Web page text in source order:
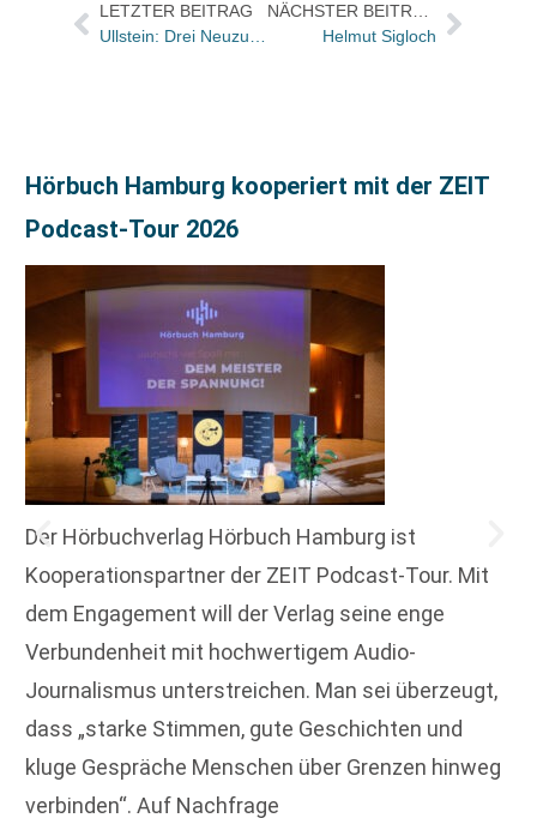
LETZTER BEITRAG
Ullstein: Drei Neuzugänge im Presse- und Veranstaltungsbereich
NÄCHSTER BEITRAG
Helmut Sigloch
Hörbuch Hamburg kooperiert mit der ZEIT
Podcast-Tour 2026
Der Hörbuchverlag Hörbuch Hamburg ist
Kooperationspartner der ZEIT Podcast-Tour. Mit
dem Engagement will der Verlag seine enge
Verbundenheit mit hochwertigem Audio-
Journalismus unterstreichen. Man sei überzeugt,
dass „starke Stimmen, gute Geschichten und
kluge Gespräche Menschen über Grenzen hinweg
verbinden“. Auf Nachfrage